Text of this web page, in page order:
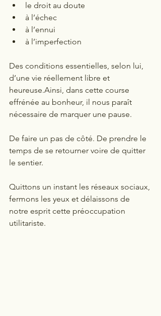
le droit au doute
à l’échec
à l’ennui
à l’imperfection
Des conditions essentielles, selon lui,
d’une vie réellement libre et
heureuse.Ainsi, dans cette course
effrénée au bonheur, il nous paraît
nécessaire de marquer une pause.
De faire un pas de côté. De prendre le
temps de se retourner voire de quitter
le sentier.
Quittons un instant les réseaux sociaux,
fermons les yeux et délaissons de
notre esprit cette préoccupation
utilitariste.